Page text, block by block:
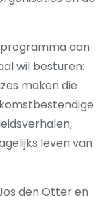
aan
wil besturen:
maken die
leven van
den Otter en